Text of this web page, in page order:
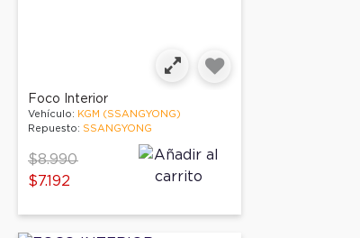
Foco Interior
Vehículo: KGM (SSANGYONG)
Repuesto: SSANGYONG
Price reduced from
$8.990to
$7.192